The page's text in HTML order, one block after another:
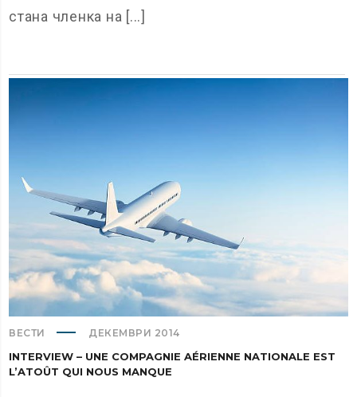
стана членка на [...]
ВЕСТИ ДЕКЕМВРИ 2014
INTERVIEW – UNE COMPAGNIE AÉRIENNE NATIONALE EST
L’ATOÛT QUI NOUS MANQUE